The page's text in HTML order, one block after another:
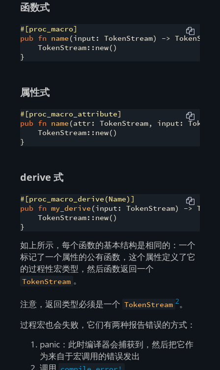
函数式
#[proc_macro]
pub fn name (input: TokenStream) ->
    TokenStream::new()
}
属性式
#[proc_macro_attribute]
pub fn name (attr: TokenStream, input:
    TokenStream::new()
}
derive 式
#[proc_macro_derive(Name)]
pub fn my_derive (input: TokenStream) ->
    TokenStream::new()
}
如上所示，每个函数的基本结构是相同的：一个
标记了一个属性的公有函数，这个属性定义了它
的过程性宏类型，然后函数返回一个
TokenStream 。
注意，返回类型必须是一个 TokenStream 2。
过程宏也会失败，它们有两种报告错误的方式：
panic：此时编译器会捕获到，然后把它作
为来自于宏调用的错误发出